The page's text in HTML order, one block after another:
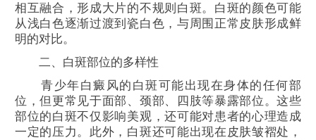
相互融合，形成大片的不规则白斑。白斑的颜色可能
从浅白色逐渐过渡到瓷白色，与周围正常皮肤形成鲜
明的对比。
二、白斑部位的多样性
青少年白癜风的白斑可能出现在身体的任何部
位，但更常见于面部、颈部、四肢等暴露部位。这些
部位的白斑不仅影响美观，还可能对患者的心理造成
一定的压力。此外，白斑还可能出现在皮肤皱褶处，